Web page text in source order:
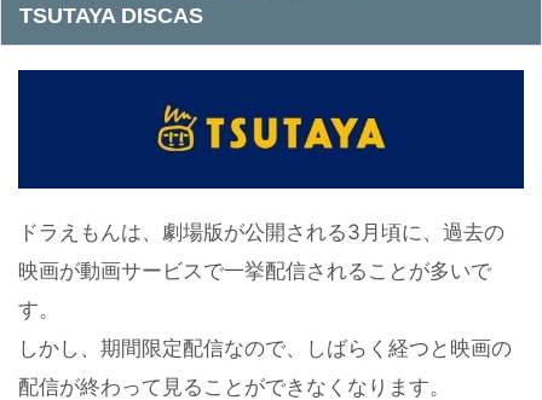
TSUTAYA DISCAS
ドラえもんは、劇場版が公開される3月頃に、過去の
映画が動画サービスで一挙配信されることが多いで
す。
しかし、期間限定配信なので、しばらく経つと映画の
配信が終わって見ることができなくなります。